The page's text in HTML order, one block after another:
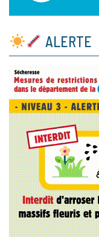
ALERTE